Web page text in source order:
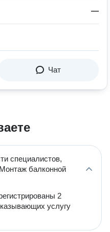
—
Чат
специалистов,
балконной
2
услугу